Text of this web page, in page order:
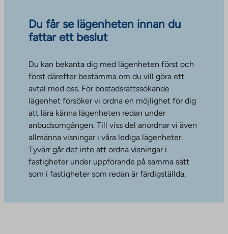
Du får se lägenheten innan du
fattar ett beslut
Du kan bekanta dig med lägenheten först och
först därefter bestämma om du vill göra ett
avtal med oss. För bostadsrättssökande
lägenhet försöker vi ordna en möjlighet för dig
att lära känna lägenheten redan under
anbudsomgången. Till viss del anordnar vi även
allmänna visningar i våra lediga lägenheter.
Tyvärr går det inte att ordna visningar i
fastigheter under uppförande på samma sätt
som i fastigheter som redan är färdigställda.